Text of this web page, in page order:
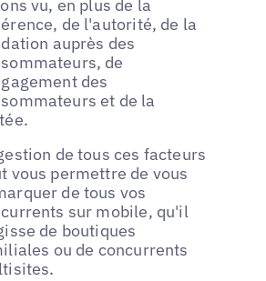
vu, en plus de la
de l'autorité, de la
auprès des
de
des
et de la
de tous ces facteurs
vous permettre de vous
de tous vos
sur mobile, qu'il
de boutiques
ou de concurrents